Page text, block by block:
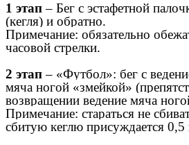
1 этап– Бег с эстафетной
(кегля) и обратно.
Примечание: обязательно
часовой стрелки.
2 этап– «Футбол»: бег с
мяча ногой «змейкой»
возвращении ведение мяча
Примечание: стараться не
сбитую кеглю присуждается